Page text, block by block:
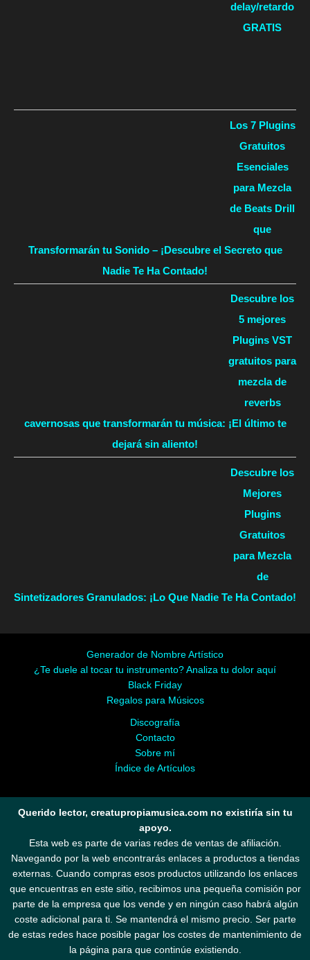
delay/retardo
GRATIS
Los 7 Plugins
Gratuitos
Esenciales
para Mezcla
de Beats Drill
que
Transformarán tu Sonido – ¡Descubre el Secreto que
Nadie Te Ha Contado!
Descubre los
5 mejores
Plugins VST
gratuitos para
mezcla de
reverbs
cavernosas que transformarán tu música: ¡El último te
dejará sin aliento!
Descubre los
Mejores
Plugins
Gratuitos
para Mezcla
de
Sintetizadores Granulados: ¡Lo Que Nadie Te Ha Contado!
Generador de Nombre Artístico
¿Te duele al tocar tu instrumento? Analiza tu dolor aquí
Black Friday
Regalos para Músicos
Discografía
Contacto
Sobre mí
Índice de Artículos
Querido lector, creatupropiamusica.com no existiría sin tu
apoyo.
Esta web es parte de varias redes de ventas de afiliación.
Navegando por la web encontrarás enlaces a productos a tiendas
externas. Cuando compras esos productos utilizando los enlaces
que encuentras en este sitio, recibimos una pequeña comisión por
parte de la empresa que los vende y en ningún caso habrá algún
coste adicional para ti. Se mantendrá el mismo precio. Ser parte
de estas redes hace posible pagar los costes de mantenimiento de
la página para que continúe existiendo.